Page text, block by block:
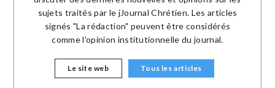
sujets traités par le jJournal Chrétien. Les articles
signés "La rédaction" peuvent être considérés
comme l'opinion institutionnelle du journal.
Le site web Tous les articles